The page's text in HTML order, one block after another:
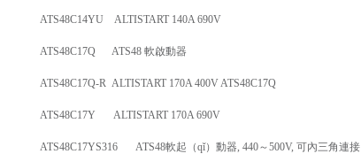
ATS48C14YU ALTISTART 140A 690V
ATS48C17Q ATS48 軟啟動器
ATS48C17Q-R ALTISTART 170A 400V ATS48C17Q
ATS48C17Y ALTISTART 170A 690V
ATS48C17YS316 ATS48軟起（qǐ）動器, 440～500V, 可內三角連接